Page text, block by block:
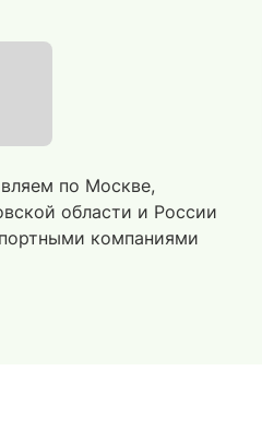
по Москве,
области и России
компаниями